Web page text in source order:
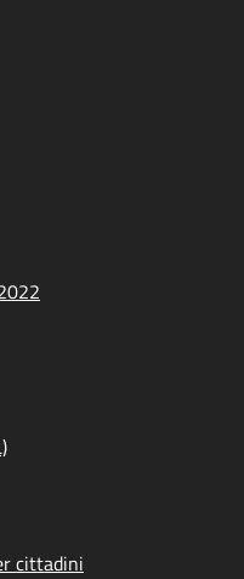
cittadini